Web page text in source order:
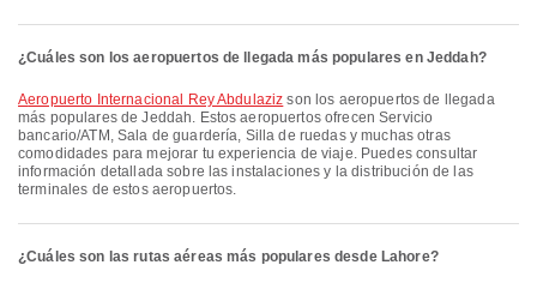
¿Cuáles son los aeropuertos de llegada más populares en Jeddah?
Aeropuerto Internacional Rey Abdulaziz son los aeropuertos de llegada
más populares de Jeddah. Estos aeropuertos ofrecen Servicio
bancario/ATM, Sala de guardería, Silla de ruedas y muchas otras
comodidades para mejorar tu experiencia de viaje. Puedes consultar
información detallada sobre las instalaciones y la distribución de las
terminales de estos aeropuertos.
¿Cuáles son las rutas aéreas más populares desde Lahore?